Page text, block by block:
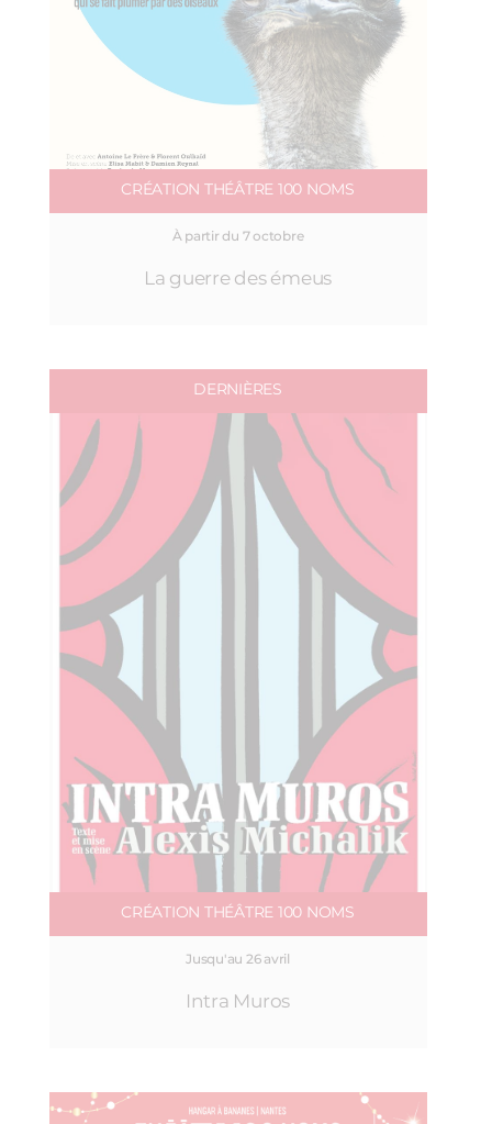
CRÉATION THÉÂTRE 100 NOMS
À partir du 7 octobre
La guerre des émeus
DERNIÈRES
CRÉATION THÉÂTRE 100 NOMS
Jusqu'au 26 avril
Intra Muros